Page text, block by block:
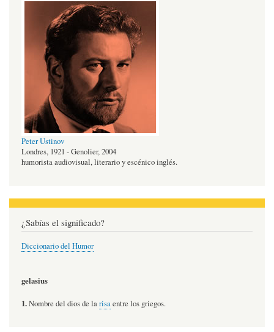
Peter Ustinov
Londres, 1921 - Genolier, 2004
humorista audiovisual, literario y escénico inglés.
¿Sabías el significado?
Diccionario del Humor
gelasius
1.Nombre del dios de larisaentre los griegos.